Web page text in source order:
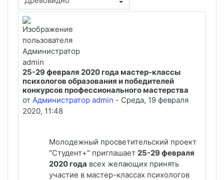
Режим отображения
25-29 февраля 2020 года мастер-классы
психологов образования и победителей
конкурсов профессионального мастерства
от Администратор admin - Среда, 19 февраля
2020, 11:48
Number of replies: 0
Молодежный просветительский проект
"Студент+" приглашает 25-29 февраля
2020 года всех желающих принять
участие в мастер-классах психологов